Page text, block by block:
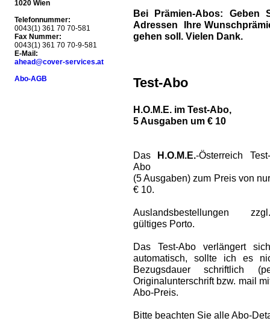
1020 Wien
Telefonnummer:
0043(1) 361 70 70-581
Fax Nummer:
0043(1) 361 70 70-9-581
E-Mail:
ahead@cover-services.at
Abo-AGB
Bei Prämien-Abos:
Geben
Adressen Ihre
gehen soll. Vielen Dank.
Test-Abo
H.O.M.E. im Test-Abo,
5 Ausgaben um € 10
Das H.O.M.E.-Österreich Test-
Abo
(5 Ausgaben) zum Preis von nur
€ 10.
Auslandsbestellungen zzgl.
gültiges Porto.
Das Test-Abo verlängert sich
automatisch, sollte ich es
Bezugsdauer schriftlich
Originalunterschrift bzw. mail
Abo-Preis.
Bitte beachten Sie alle Abo-